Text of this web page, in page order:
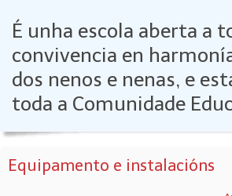
É unha escola aberta a
convivencia en
dos nenos e nenas, e
toda a Comunidade
Equipamento e instalacións